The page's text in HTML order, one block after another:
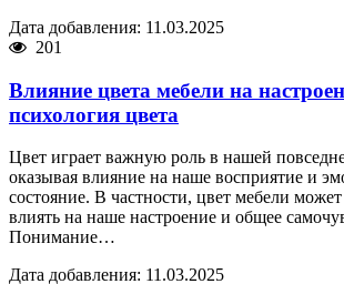
Дата добавления: 11.03.2025
201
Влияние цвета мебели на
психология цвета
Цвет играет важную роль в нашей
оказывая влияние на наше восприятие и
состояние. В частности, цвет мебели может
влиять на наше настроение и общее
Понимание…
Дата добавления: 11.03.2025